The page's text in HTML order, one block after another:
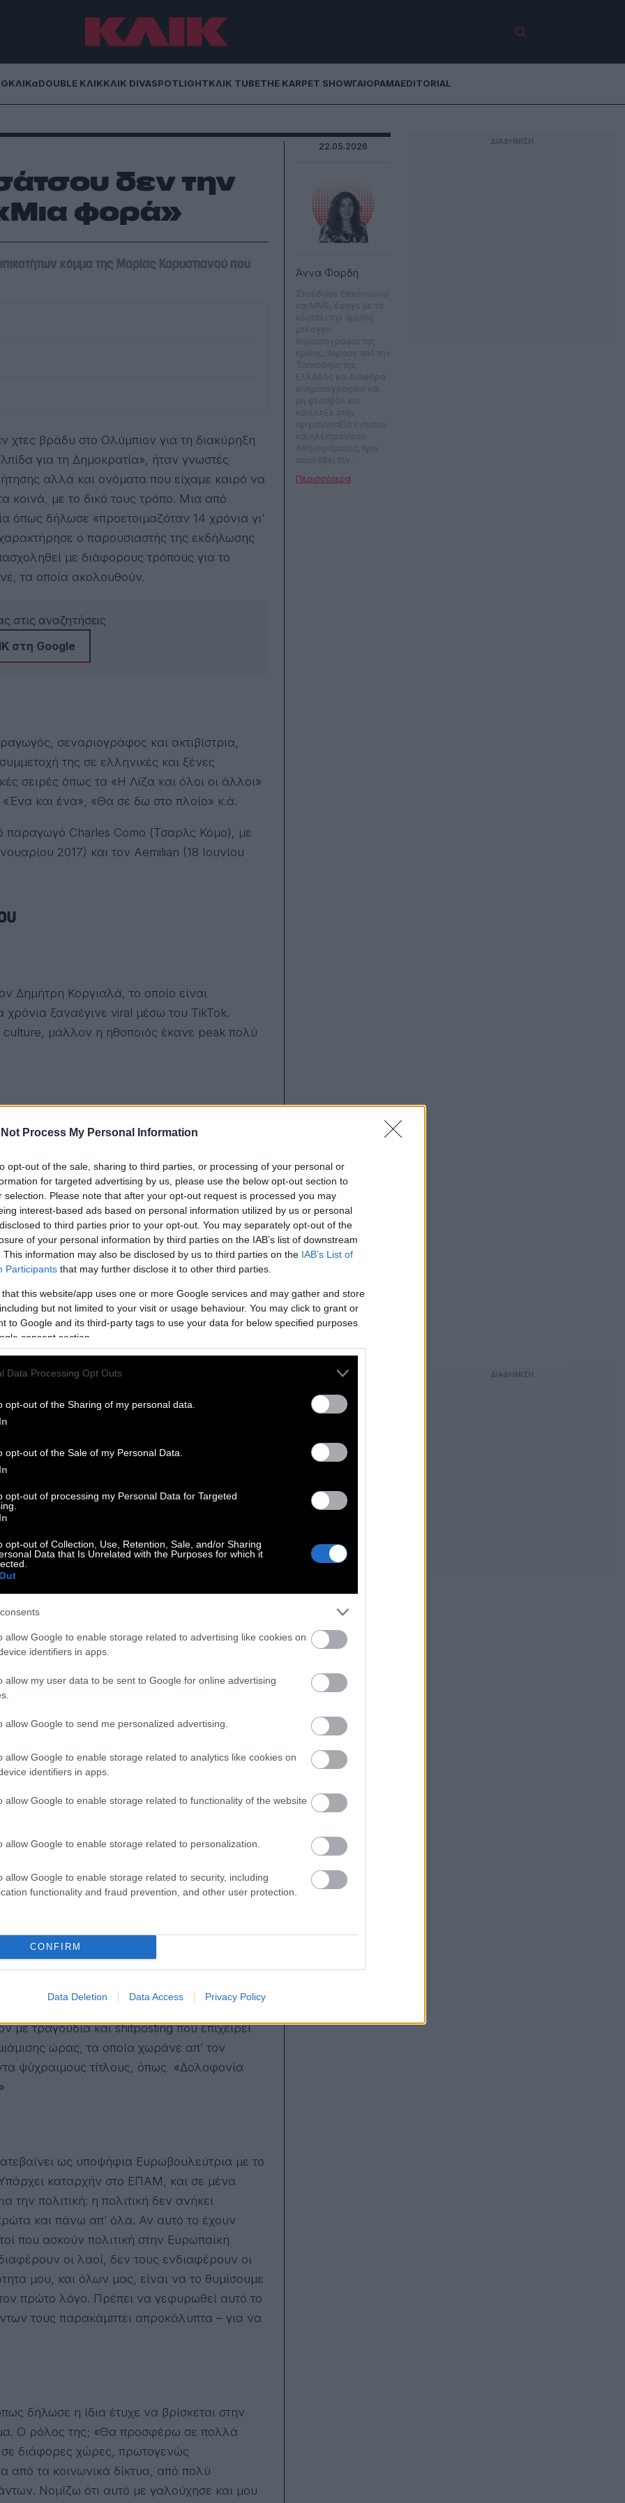
Not Process My Personal Information
opt-out of the sale, sharing to third parties, or processing of your personal or
for targeted advertising by us, please use the below opt-out section to
selection. Please note that after your opt-out request is processed you may
interest-based ads based on personal information utilized by us or personal
to third parties prior to your opt-out. You may separately opt-out of the
of your personal information by third parties on the IAB’s list of downstream
This information may also be disclosed by us to third parties on the IAB’s List of
Participants that may further disclose it to other third parties.
that this website/app uses one or more Google services and may gather and store
but not limited to your visit or usage behaviour. You may click to grant or
to Google and its third-party tags to use your data for below specified purposes
consent section.
Data Processing Opt Outs
opt-out of the Sharing of my personal data.
opt-out of the Sale of my Personal Data.
opt-out of processing my Personal Data for Targeted
opt-out of Collection, Use, Retention, Sale, and/or Sharing
Data that Is Unrelated with the Purposes for which it
allow Google to enable storage related to advertising like cookies on
identifiers in apps.
allow my user data to be sent to Google for online advertising
allow Google to send me personalized advertising.
allow Google to enable storage related to analytics like cookies on
identifiers in apps.
allow Google to enable storage related to functionality of the website
allow Google to enable storage related to personalization.
allow Google to enable storage related to security, including
functionality and fraud prevention, and other user protection.
CONFIRM
Data Deletion Data Access Privacy Policy
ΚΛΙΚαDOUBLE ΚΛΙΚΚΛΙΚ DIVASPOTLIGHTΚΛΙΚ TUBETHE KARPET SHOWΓΑΙΟΡΑΜΑEDITORIAL
δεν την
φορά»
κόμμα της Μαρίας Καρυστιανού που
για τη Δημοκρατία», ήταν γνωστές
αλλά και ονόματα που είχαμε καιρό να
κοινά, με το δικό τους τρόπο. Μια από
όπως δήλωσε «προετοιμαζόταν 14 χρόνια γι’
ο παρουσιαστής της εκδήλωσης
με διάφορους τρόπους για το
τα οποία ακολουθούν.
στις αναζητήσεις
στη Google
σεναριογράφος και ακτιβίστρια,
της σε ελληνικές και ξένες
σειρές όπως τα «Η Λίζα και όλοι οι άλλοι»
και ένα», «Θα σε δω στο πλοίο» κ.ά.
παραγωγό Charles Como (Τσαρλς Κόμο), με
2017) και τον Aemilian (18 Ιουνίου
Δημήτρη Κοργιαλά, το οποίο είναι
χρόνια ξαναέγινε viral μέσω του TikTok.
culture, μάλλον η ηθοποιός έκανε peak πολύ
αγανακτισμένους) από την κατάσταση
«I am Hellene», όπου μιλάει για το τι
λέει, και αν με κριτικάρετε (Mε=Ελλάδα)
την πολιτική επικαιρότητα με
φασίστα». Guest star, ο Λουκάνικος.
με τραγούδια και shitposting που επιχειρεί
ώρας, τα οποία χωράνε απ’ τον
ψύχραιμους τίτλους, όπως «Δολοφονία
ως υποψήφια Ευρωβουλεύτρια με το
καταρχήν στο ΕΠΑΜ, και σε μένα
την πολιτική: η πολιτική δεν ανήκει
και πάνω απ’ όλα. Αν αυτό το έχουν
που ασκούν πολιτική στην Ευρωπαϊκή
οι λαοί, δεν τους ενδιαφέρουν οι
μου, και όλων μας, είναι να το θυμίσουμε
πρώτο λόγο. Πρέπει να γεφυρωθεί αυτό το
τους παρακάμπτει απροκάλυπτα – για να
δήλωσε η ίδια έτυχε να βρίσκεται στην
Ο ρόλος της; «Θα προσφέρω σε πολλά
σε διάφορες χώρες, πρωτογενώς
τα κοινωνικά δίκτυα, από πολύ
Νομίζω ότι αυτό με γαλούχησε και μου
22.05.2026
Άννα Φαρδή
Γράφει για μουσική,